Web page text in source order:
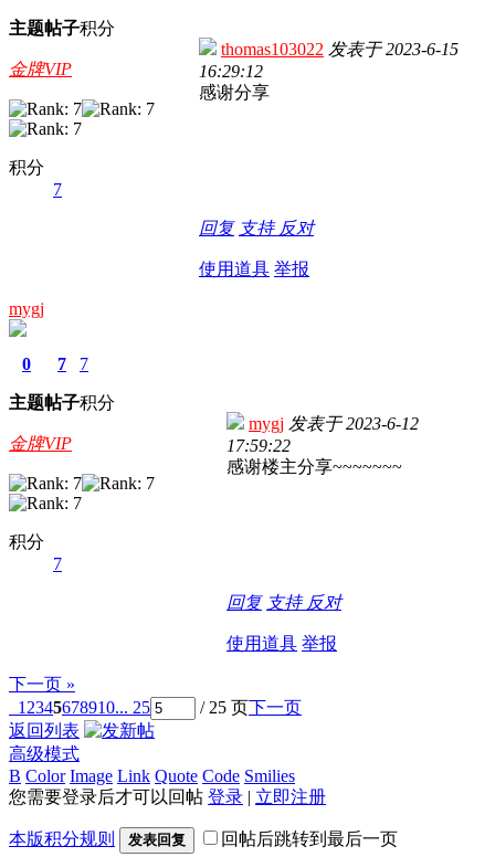
主题帖子积分
金牌VIP
积分
7
thomas103022 发表于2023-6-15
16:29:12
感谢分享
回复 支持 反对
使用道具 举报
mygj
0
主题
7
帖子
7
积分
金牌VIP
积分
7
mygj 发表于2023-6-12
17:59:22
感谢楼主分享~~~~~~~
回复 支持 反对
使用道具 举报
下一页 »
1 2345678910... 25 / 25 页下一页
返回列表
高级模式
B Color Image Link Quote Code Smilies
您需要登录后才可以回帖 登录 | 立即注册
本版积分规则 发表回复 回帖后跳转到最后一页